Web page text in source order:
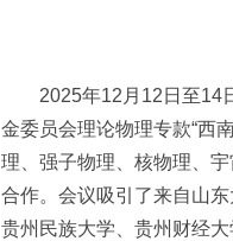
2025年12月12日至14
金委员会理论物理专款“西
理、强子物理、核物理、
合作。会议吸引了来自山
贵州民族大学、贵州财经